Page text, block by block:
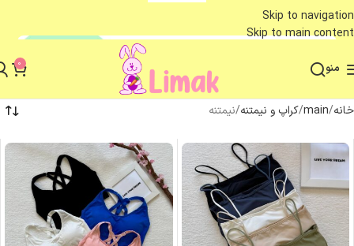
Skip to navigation
Skip to main content
منو 0
خانه main کراپ و نیمتنه نیمتنه